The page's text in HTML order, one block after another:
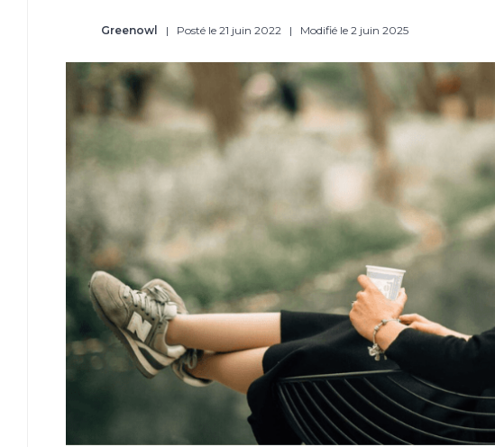
Greenowl | Posté le 21 juin 2022 | Modifié le 2 juin 2025